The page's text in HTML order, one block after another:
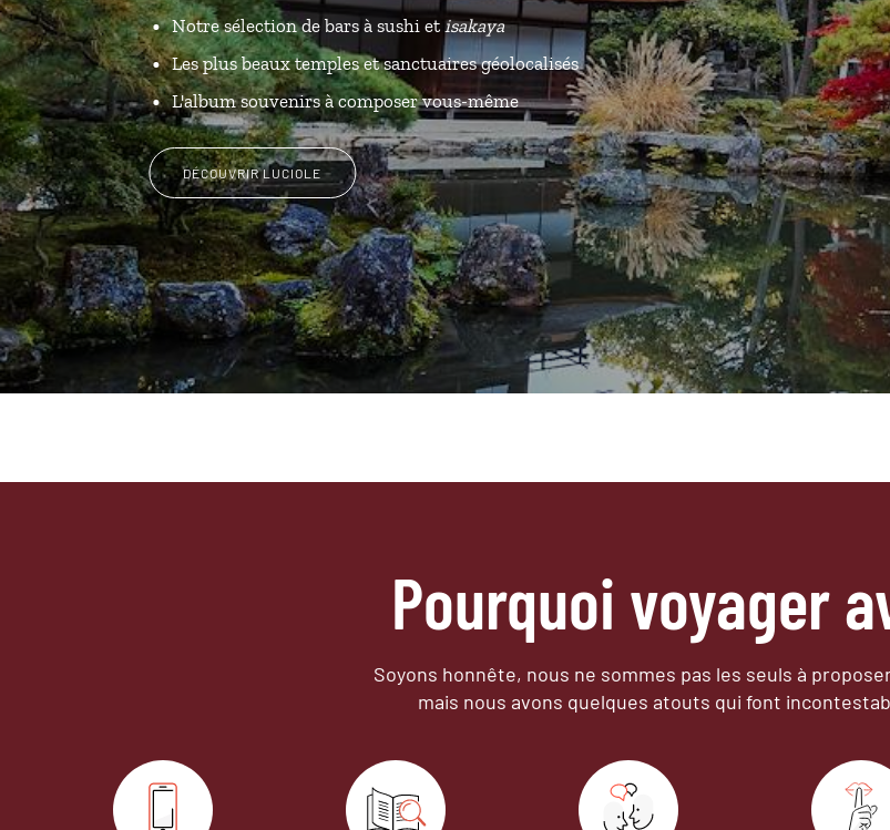
Notre sélection de bars à sushi et isakaya
Les plus beaux temples et sanctuaires géolocalisés
L'album souvenirs à composer vous-même
DÉCOUVRIR LUCIOLE
Pourquoi voyager
Soyons honnête, nous ne sommes pas les seuls à
mais nous avons quelques atouts qui font